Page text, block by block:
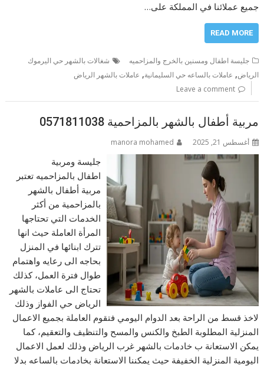
جميع عملائنا في المملكة على…
READ MORE
جليسة اطفال ومسنين بالخرج والمزاحميه
شغالات بالشهر حي اليرموك
الرياض, عاملات بالساعه حي السليمانية, عاملات بالشهر الرياض
Leave a comment
مربية أطفال بالشهر بالمزاحمية 0571811038
أغسطس 21, 2025 manora mohamed
جليسة ومربية
اطفال بالمزاحميه تعتبر
مربية أطفال بالشهر
بالمزاحمية من أكثر
الخدمات التي تحتاجها
المرأة العاملة حيث انها
تترك ابنائها في المنزل
بحاجه الى رعايه واهتمام
طوال فترة العمل، كذلك
تحتاج الى عاملات بالشهر
الرياض حي الفواز وذلك
لاخذ قسط من الراحة بعد الدوام اليومي فتقوم العاملة بجميع الاعمال
المنزلية المطلوبة الطبخ والكنس والمسح والتنظيف والتعقيم، كما
يمكن الاستعانة ب خادمات بالشهر غرب الرياض وذلك لعمل الاعمال
اليومية المنزلية الخفيفة حيث يمكننا الاستعانة بخادمات بالساعه بدلا